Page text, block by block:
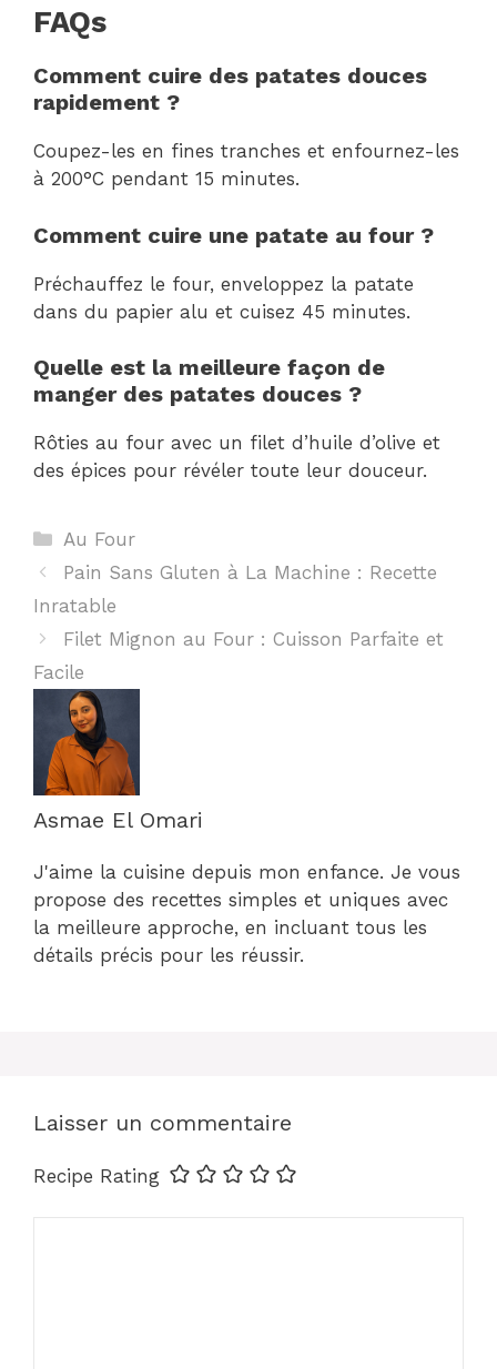
FAQs
Comment cuire des patates douces
rapidement ?
Coupez-les en fines tranches et enfournez-les
à 200°C pendant 15 minutes.
Comment cuire une patate au four ?
Préchauffez le four, enveloppez la patate
dans du papier alu et cuisez 45 minutes.
Quelle est la meilleure façon de
manger des patates douces ?
Rôties au four avec un filet d’huile d’olive et
des épices pour révéler toute leur douceur.
Catégories
Au Four
Pain Sans Gluten à La Machine : Recette
Inratable
Filet Mignon au Four : Cuisson Parfaite et
Facile
Asmae El Omari
J'aime la cuisine depuis mon enfance. Je vous
propose des recettes simples et uniques avec
la meilleure approche, en incluant tous les
détails précis pour les réussir.
Laisser un commentaire
Recipe Rating